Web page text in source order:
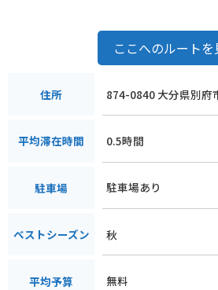
ここへのルートを
住所 874-0840 大分県別府
平均滞在時間 0.5時間
駐車場 駐車場あり
ベストシーズン 秋
平均予算 無料